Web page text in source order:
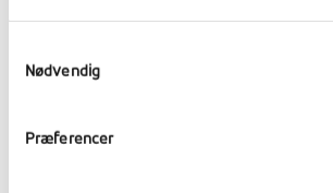
Nødvendig
Præferencer
efter 8 års lang kamp med enorme